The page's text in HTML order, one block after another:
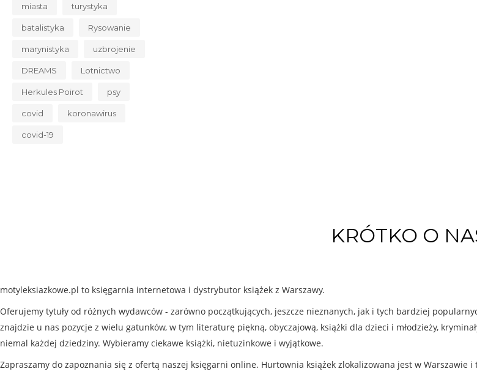
miasta turystyka
batalistyka Rysowanie
marynistyka uzbrojenie
DREAMS Lotnictwo
Herkules Poirot psy
covid koronawirus
covid-19
KRÓTKO O
motyleksiazkowe.pl to księgarnia internetowa i dystrybutor książek z Warszawy.
Oferujemy tytuły od różnych wydawców - zarówno początkujących, jeszcze nieznanych, jak i tych bardziej
znajdzie u nas pozycje z wielu gatunków, w tym literaturę piękną, obyczajową, książki dla dzieci i młodzieży,
niemal każdej dziedziny. Wybieramy ciekawe książki, nietuzinkowe i wyjątkowe.
Zapraszamy do zapoznania się z ofertą naszej księgarni online. Hurtownia książek zlokalizowana jest w Warszawie